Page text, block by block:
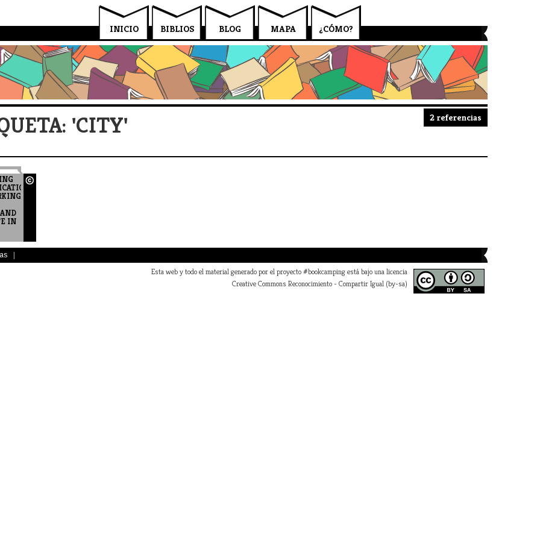
¿CÓMO?
MAPA
BLOG
BIBLIOS
INICIO
2 referencias
'CITY'
IN
Esta web y todo el material generado por el proyecto #bookcamping está bajo una licencia
Creative Commons Reconocimiento - Compartir Igual (by-sa)